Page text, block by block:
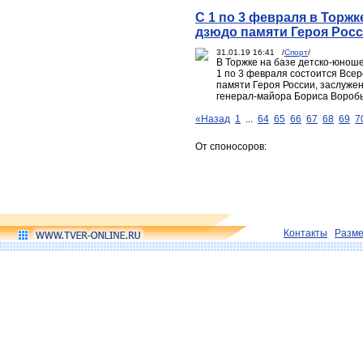
С 1 по 3 февраля в
дзюдо памяти Героя
31.01.19 16:41 /Спорт/
В Торжке на базе детско-
1 по 3 февраля состоится
памяти Героя России,
генерал-майора Бориса
«Назад 1 ... 64 65 66 67 68 69
От споносоров:
Контакты